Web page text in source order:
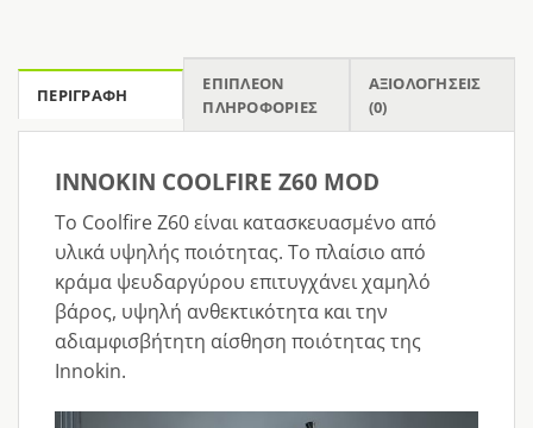
ΠΕΡΙΓΡΑΦΉ
ΕΠΙΠΛΈΟΝ
ΠΛΗΡΟΦΟΡΊΕΣ
ΑΞΙΟΛΟΓΉΣΕΙΣ
(0)
INNOKIN COOLFIRE Z60 MOD
Το Coolfire Z60 είναι κατασκευασμένο από
υλικά υψηλής ποιότητας. Το πλαίσιο από
κράμα ψευδαργύρου επιτυγχάνει χαμηλό
βάρος, υψηλή ανθεκτικότητα και την
αδιαμφισβήτητη αίσθηση ποιότητας της
Innokin.